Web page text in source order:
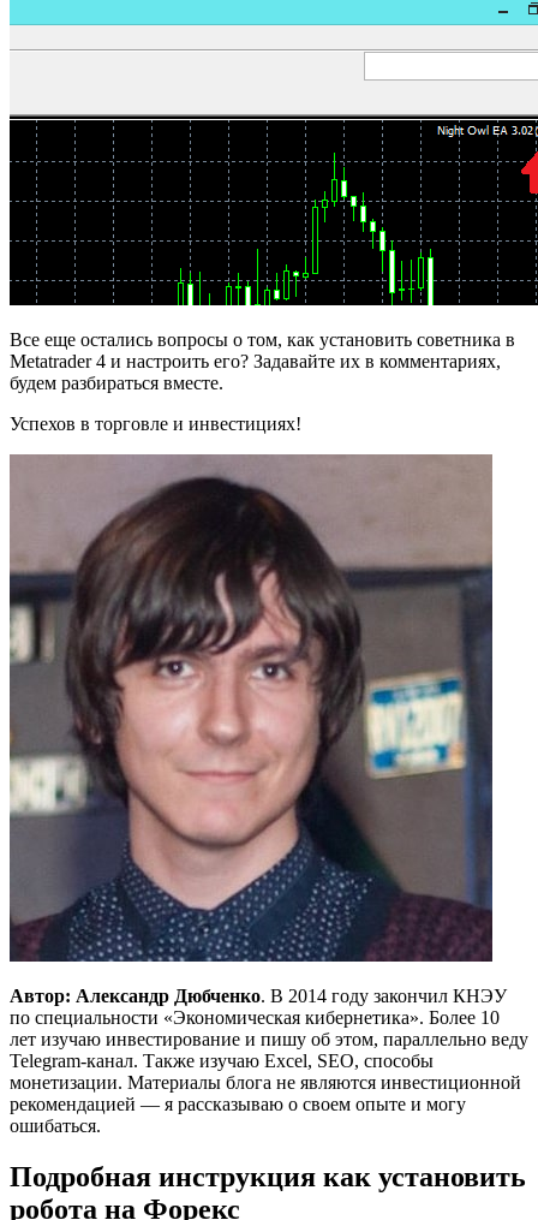
Все еще остались вопросы о том, как установить советника в
Metatrader 4 и настроить его? Задавайте их в комментариях,
будем разбираться вместе.
Успехов в торговле и инвестициях!
Автор: Александр Дюбченко. В 2014 году закончил КНЭУ
по специальности «Экономическая кибернетика». Более 10
лет изучаю инвестирование и пишу об этом, параллельно веду
Telegram-канал. Также изучаю Excel, SEO, способы
монетизации. Материалы блога не являются инвестиционной
рекомендацией — я рассказываю о своем опыте и могу
ошибаться.
Подробная инструкция как установить
робота на Форекс